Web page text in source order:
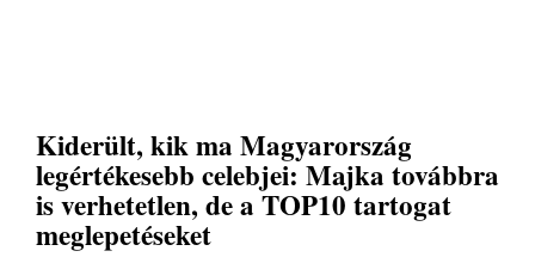
Kiderült, kik ma Magyarország
legértékesebb celebjei: Majka továbbra
is verhetetlen, de a TOP10 tartogat
meglepetéseket